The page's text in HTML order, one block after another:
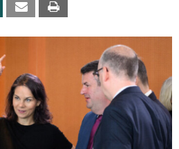
Xing Email